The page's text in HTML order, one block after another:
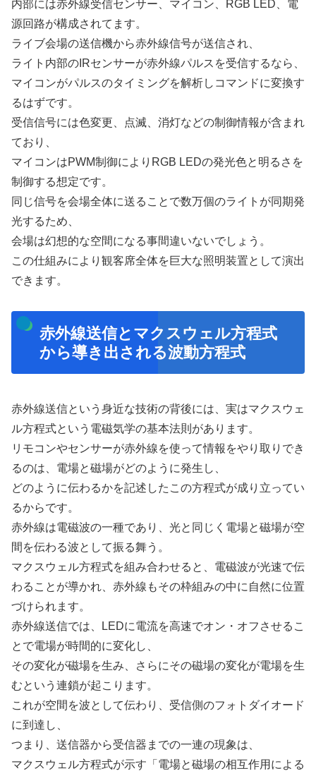
内部には赤外線受信センサー、マイコン、RGB LED、電
源回路が構成されてます。
ライブ会場の送信機から赤外線信号が送信され、
ライト内部のIRセンサーが赤外線パルスを受信するなら、
マイコンがパルスのタイミングを解析しコマンドに変換す
るはずです。
受信信号には色変更、点滅、消灯などの制御情報が含まれ
ており、
マイコンはPWM制御によりRGB LEDの発光色と明るさを
制御する想定です。
同じ信号を会場全体に送ることで数万個のライトが同期発
光するため、
会場は幻想的な空間になる事間違いないでしょう。
この仕組みにより観客席全体を巨大な照明装置として演出
できます。
赤外線送信とマクスウェル方程式
から導き出される波動方程式
赤外線送信という身近な技術の背後には、実はマクスウェ
ル方程式という電磁気学の基本法則があります。
リモコンやセンサーが赤外線を使って情報をやり取りでき
るのは、電場と磁場がどのように発生し、
どのように伝わるかを記述したこの方程式が成り立ってい
るからです。
赤外線は電磁波の一種であり、光と同じく電場と磁場が空
間を伝わる波として振る舞う。
マクスウェル方程式を組み合わせると、電磁波が光速で伝
わることが導かれ、赤外線もその枠組みの中に自然に位置
づけられます。
赤外線送信では、LEDに電流を高速でオン・オフさせるこ
とで電場が時間的に変化し、
その変化が磁場を生み、さらにその磁場の変化が電場を生
むという連鎖が起こります。
これが空間を波として伝わり、受信側のフォトダイオード
に到達し、
つまり、送信器から受信器までの一連の現象は、
マクスウェル方程式が示す「電場と磁場の相互作用による